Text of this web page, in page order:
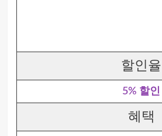
할인율
5% 할인
혜택